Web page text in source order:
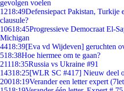
gevolgen voelen
1218:49Defensiepact Pakistan, Turkije
clausule?
10618:45Progressieve Democraat El-
Michigan
4418:39[Eva vd Wijdeven] geruchten
518:38Hoe hiermee om te gaan?
21118:35Russia vs Ukraine #91
14318:25[WLR SC #417] Nieuw deel
20018:19Verander een letter expert